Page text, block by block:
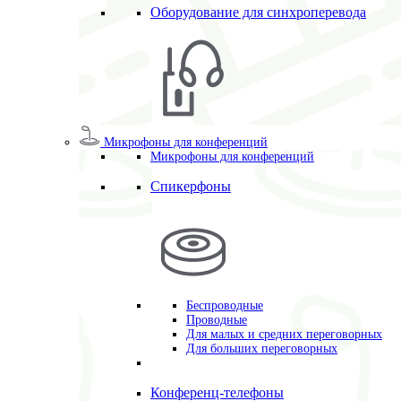
Оборудование для синхроперевода
Микрофоны для конференций
Микрофоны для конференций
Спикерфоны
Беспроводные
Проводные
Для малых и средних переговорных
Для больших переговорных
Конференц-телефоны